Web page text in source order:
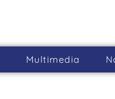
Multimedia